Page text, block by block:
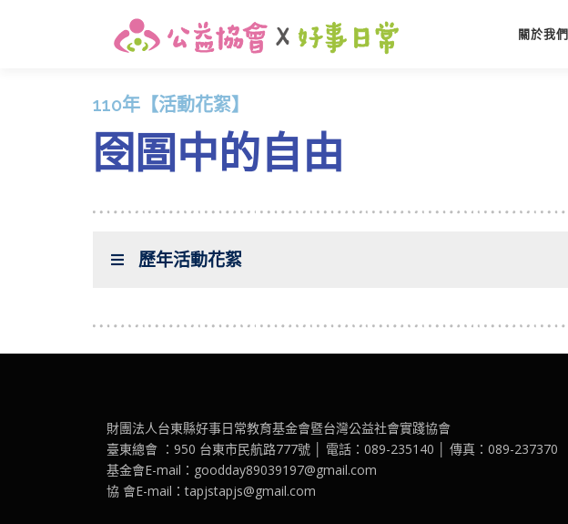
關於我們
110年【活動花絮】
囹圄中的自由
歷年活動花絮
財團法人台東縣好事日常教育基金會暨台灣公益社會實踐協會
臺東總會 ：950 台東市民航路777號 │ 電話：089-235140 │ 傳真：089-237370
基金會E-mail：goodday89039197@gmail.com
協 會E-mail：tapjstapjs@gmail.com